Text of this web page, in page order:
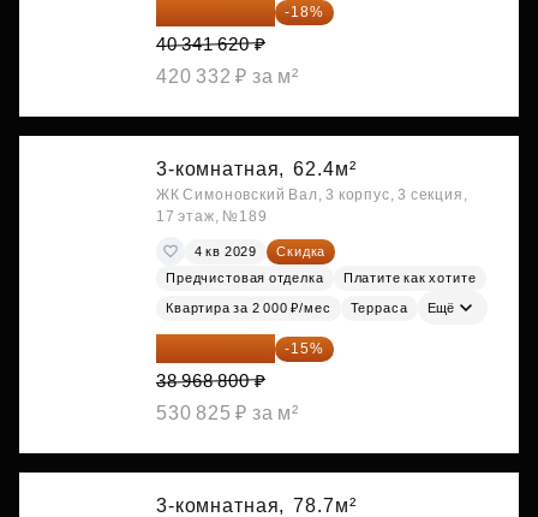
33 080 128 ₽ -18%
40 341 620 ₽
420 332 ₽ за м²
3-комнатная, 62.4м²
ЖК Симоновский Вал, 3 корпус, 3 секция,
17 этаж, №189
4 кв 2029
Скидка
Предчистовая отделка
Платите как хотите
Квартира за 2 000 ₽/мес Терраса Ещё
33 123 480 ₽ -15%
38 968 800 ₽
530 825 ₽ за м²
3-комнатная, 78.7м²